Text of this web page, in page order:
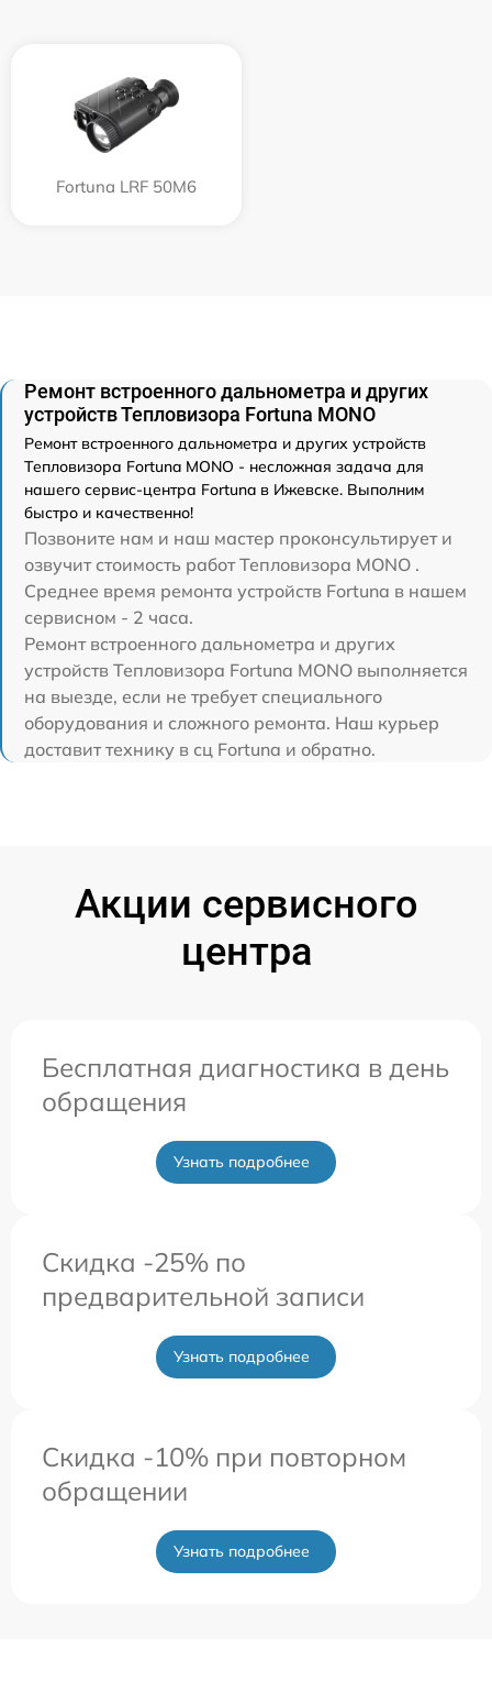
Fortuna LRF 50M6
Ремонт встроенного дальнометра и других
устройств Тепловизора Fortuna MONO
Ремонт встроенного дальнометра и других устройств
Тепловизора Fortuna MONO - несложная задача для
нашего сервис-центра Fortuna в Ижевске. Выполним
быстро и качественно!
Позвоните нам и наш мастер проконсультирует и
озвучит стоимость работ Тепловизора MONO .
Среднее время ремонта устройств Fortuna в нашем
сервисном - 2 часа.
Ремонт встроенного дальнометра и других
устройств Тепловизора Fortuna MONO выполняется
на выезде, если не требует специального
оборудования и сложного ремонта. Наш курьер
доставит технику в сц Fortuna и обратно.
Акции сервисного
центра
Бесплатная диагностика в день
обращения
Узнать подробнее
Скидка -25% по
предварительной записи
Узнать подробнее
Скидка -10% при повторном
обращении
Узнать подробнее